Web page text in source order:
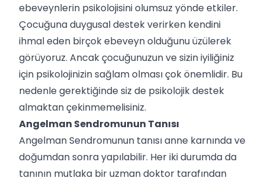
ebeveynlerin psikolojisini olumsuz yönde etkiler.
Çocuğuna duygusal destek verirken kendini
ihmal eden birçok ebeveyn olduğunu üzülerek
görüyoruz. Ancak çocuğunuzun ve sizin iyiliğiniz
için psikolojinizin sağlam olması çok önemlidir. Bu
nedenle gerektiğinde siz de psikolojik destek
almaktan çekinmemelisiniz.
Angelman Sendromunun Tanısı
Angelman Sendromunun tanısı anne karnında ve
doğumdan sonra yapılabilir. Her iki durumda da
tanının mutlaka bir uzman doktor tarafından